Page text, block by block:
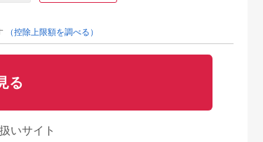
（控除上限額を調べる）
る
いサイト